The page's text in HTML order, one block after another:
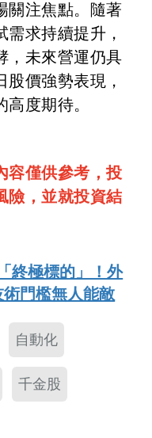
關注焦點。隨著
求持續提升，
，未來營運仍具
價強勢表現，
度期待。
容僅供參考，投
險，並就投資結
終極標的」！外
門檻無人能敵
自動化
千金股